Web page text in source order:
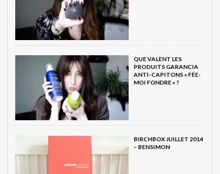
QUE VALENT LES
PRODUITS GARANCIA
ANTI-CAPITONS « FÉE-
MOI FONDRE » ?
BIRCHBOX JUILLET 2014
– BENSIMON